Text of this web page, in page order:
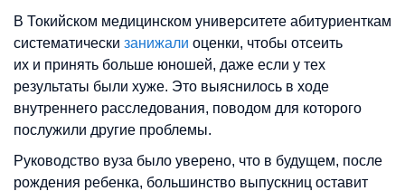
В Токийском медицинском университете абитуриенткам
систематически занижали оценки, чтобы отсеить
их и принять больше юношей, даже если у тех
результаты были хуже. Это выяснилось в ходе
внутреннего расследования, поводом для которого
послужили другие проблемы.
Руководство вуза было уверено, что в будущем, после
рождения ребенка, большинство выпускниц оставит